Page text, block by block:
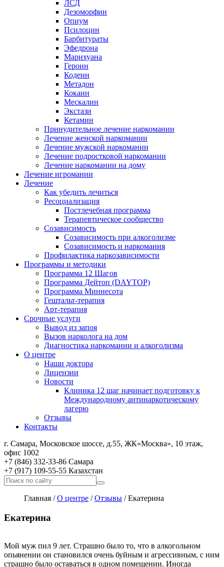
ЛСД
Дезоморфин
Опиум
Псилоцин
Барбитураты
Эфедрона
Марихуана
Героин
Кодеин
Метадон
Кокаин
Мескалин
Экстази
Кетамин
Принудительное лечение наркомании
Лечение женской наркомании
Лечение мужской наркомании
Лечение подростковой наркомании
Лечение наркомании на дому
Лечение игромании
Лечение
Как убедить лечиться
Ресоциализация
Постлечебная программа
Терапевтическое сообщество
Созависимость
Созависимость при алкоголизме
Созависимость и наркомания
Профилактика наркозависимости
Программы и методики
Программа 12 Шагов
Программа Дейтоп (DAYTOP)
Программа Миннесота
Гештальт-терапия
Арт-терапия
Срочные услуги
Вывод из запоя
Вызов нарколога на дом
Диагностика наркомании и алкоголизма
О центре
Наши доктора
Лицензии
Новости
Клиника 12 шаг начинает подготовку к
Международному антинаркотическому
лагерю
Отзывы
Контакты
г. Самара, Московское шоссе, д.55, ЖК«Москва», 10 этаж,
офис 1002
+7 (846) 332-33-86 Самара
+7 (917) 109-55-55 Казахстан
Главная /О центре /Отзывы /Екатерина
Екатерина
Мой муж пил 9 лет. Страшно было то, что в алкогольном
опьянении он становился очень буйным и агрессивным, с ним
страшно было оставаться в одном помещении. Иногда